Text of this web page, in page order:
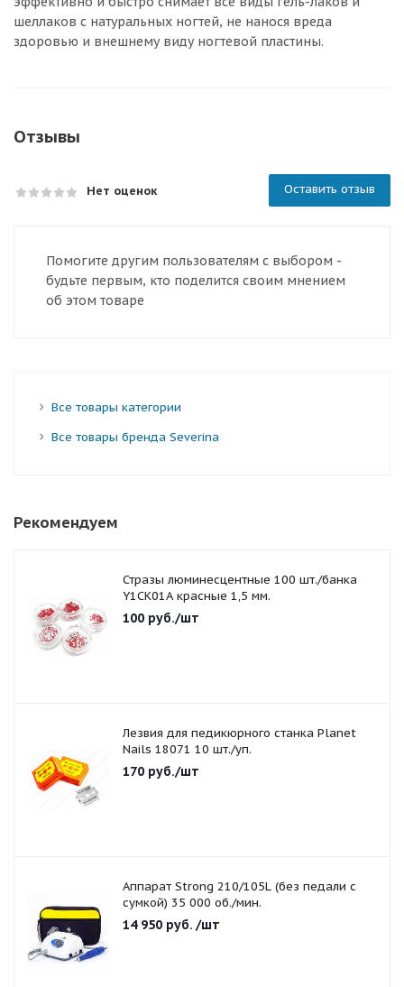
шеллаков с натуральных ногтей, не нанося вреда
здоровью и внешнему виду ногтевой пластины.
Отзывы
Нет оценок Оставить отзыв
Помогите другим пользователям с выбором -
будьте первым, кто поделится своим мнением
об этом товаре
Все товары категории
Все товары бренда Severina
Рекомендуем
Стразы люминесцентные 100 шт./банка
Y1CK01A красные 1,5 мм.
100 руб./шт
Лезвия для педикюрного станка Planet
Nails 18071 10 шт./уп.
170 руб./шт
Аппарат Strong 210/105L (без педали с
сумкой) 35 000 об./мин.
14 950 руб. /шт